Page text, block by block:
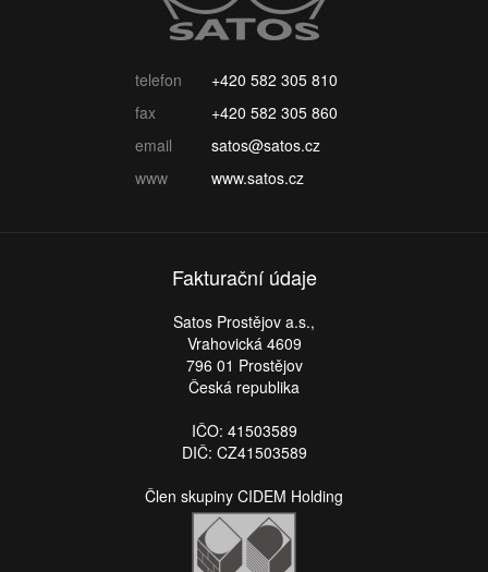
telefon
+420 582 305 810
fax
+420 582 305 860
email
satos@satos.cz
www
www.satos.cz
Fakturační údaje
Satos Prostějov a.s.,
Vrahovická 4609
796 01 Prostějov
Česká republika
IČO: 41503589
DIČ: CZ41503589
Člen skupiny CIDEM Holding